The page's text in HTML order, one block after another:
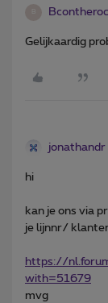
Gelijkaardig
jonathandr
hi
kan je ons via
je lijnnr/
https://
with=51679
mvg